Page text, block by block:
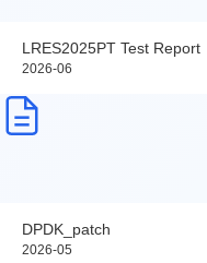
LRES2025PT Test Report
2026-06
DPDK_patch
2026-05